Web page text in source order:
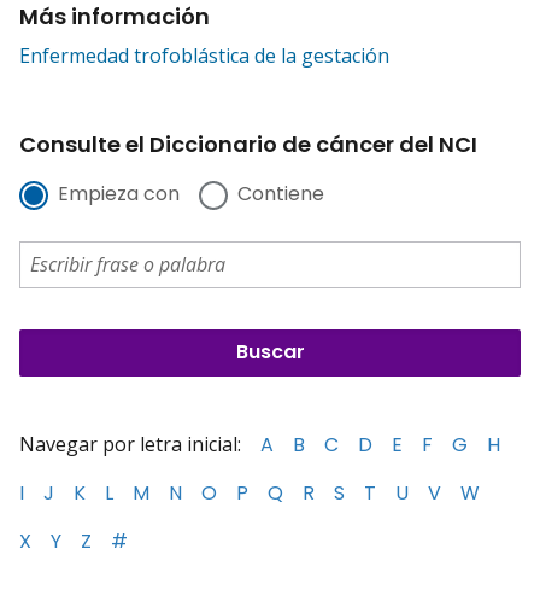
Más información
Enfermedad trofoblástica de la gestación
Consulte el Diccionario de cáncer del NCI
Empieza con Contiene
Navegar por letra inicial: A B C D E F G
H
I
J K L M N O P Q R S T U V
W
X
Y Z #